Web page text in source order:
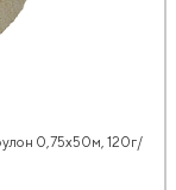
0,75х50м, 120г/